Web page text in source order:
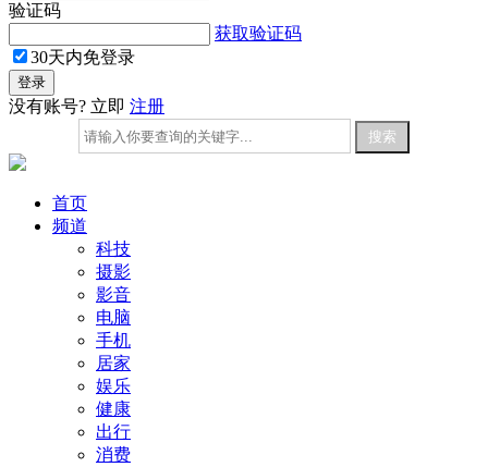
验证码
获取验证码
30天内免登录
没有账号? 立即 注册
首页
频道
科技
摄影
影音
电脑
手机
居家
娱乐
健康
出行
消费